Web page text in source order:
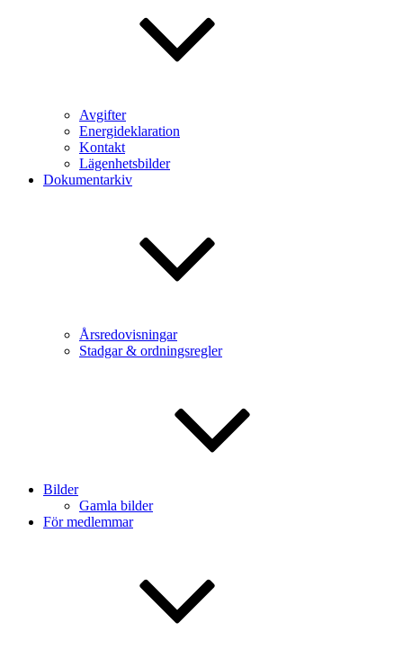
Avgifter
Energideklaration
Kontakt
Lägenhetsbilder
Dokumentarkiv
Årsredovisningar
Stadgar & ordningsregler
Bilder
Gamla bilder
För medlemmar